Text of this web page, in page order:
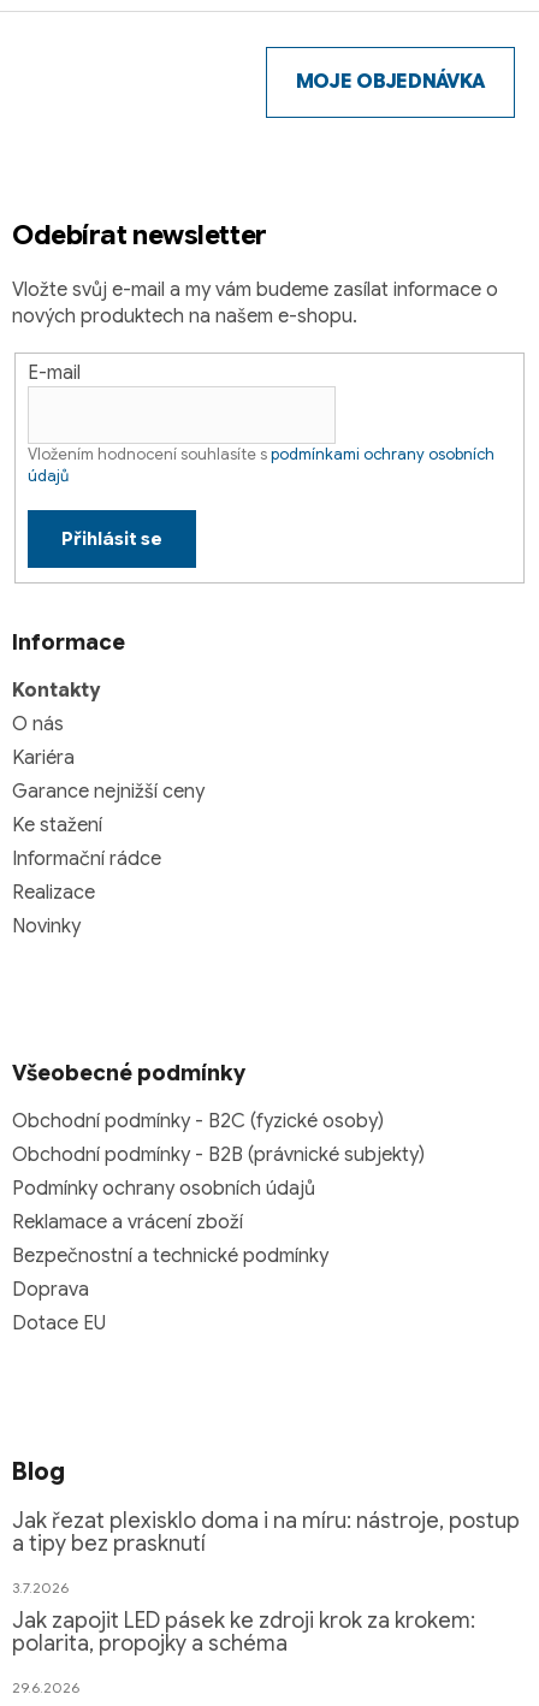
Odebírat newsletter
Vložte svůj e-mail a my vám budeme zasílat informace o
nových produktech na našem e-shopu.
E-mail
Vložením hodnocení souhlasíte spodmínkami ochrany osobních
údajů
Přihlásit se
Informace
Kontakty
O nás
Kariéra
Garance nejnižší ceny
Ke stažení
Informační rádce
Realizace
Novinky
Všeobecné podmínky
Obchodní podmínky - B2C (fyzické osoby)
Obchodní podmínky - B2B (právnické subjekty)
Podmínky ochrany osobních údajů
Reklamace a vrácení zboží
Bezpečnostní a technické podmínky
Doprava
Dotace EU
Blog
Jak řezat plexisklo doma i na míru: nástroje, postup
a tipy bez prasknutí
3.7.2026
Jak zapojit LED pásek ke zdroji krok za krokem:
polarita, propojky a schéma
29.6.2026
MOJE OBJEDNÁVKA